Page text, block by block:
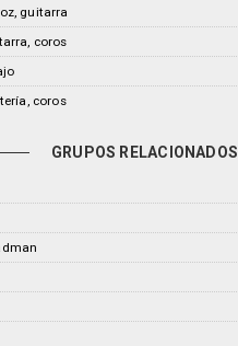
guitarra
coros
coros
GRUPOS RELACIONADOS